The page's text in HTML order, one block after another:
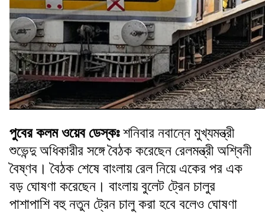
পুবের কলম ওয়েব ডেস্কঃশনিবার নবান্নে মুখ্যমন্ত্রী
শুভেন্দু অধিকারীর সঙ্গে বৈঠক করেছেন রেলমন্ত্রী অশ্বিনী
বৈষ্ণব। বৈঠক শেষে বাংলায় রেল নিয়ে একের পর এক
বড় ঘোষণা করেছেন। বাংলায় বুলেট ট্রেন চালুর
পাশাপাশি বহু নতুন ট্রেন চালু করা হবে বলেও ঘোষণা